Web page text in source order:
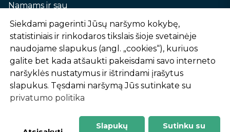
Namams ir sau
Automobilių priežiūrai
Sodui ir daržui
Informacija
Apie mus
Prekių pirkimo – pardavimo taisyklės
Prekių pristatymas ir atsiėmimas
Garantinis aptarnavimas ir prekių grąžinimas
Privatumo politika
Siekdami pagerinti Jūsų naršymo kokybę,
statistiniais ir rinkodaros tikslais šioje svetainėje
naudojame slapukus (angl. „cookies“), kuriuos
galite bet kada atšaukti pakeisdami savo interneto
naršyklės nustatymus ir ištrindami įrašytus
slapukus. Tęsdami naršymą Jūs sutinkate su
privatumo politika
Slapukų Sutinku su